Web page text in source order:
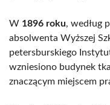
W 1896 roku, według
absolwenta Wyższej
petersburskiego
wzniesiono budynek
znaczącym miejscem